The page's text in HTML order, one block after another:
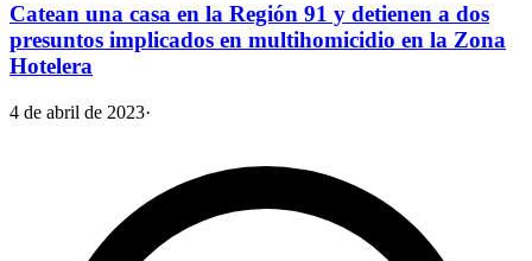
Catean una casa en la Región 91 y detienen a dos
presuntos implicados en multihomicidio en la Zona
Hotelera
4 de abril de 2023·